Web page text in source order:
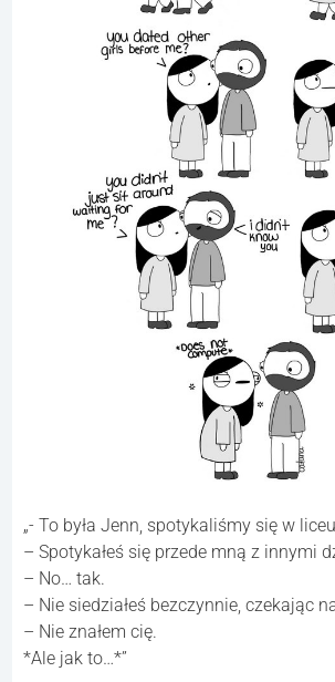
„- To była Jenn, spotykaliśmy się w
– Spotykałeś się przede mną z innymi
– No… tak.
– Nie siedziałeś bezczynnie, czekając
– Nie znałem cię.
*Ale jak to…*”